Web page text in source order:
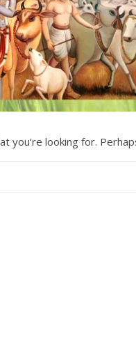
you’re looking for.